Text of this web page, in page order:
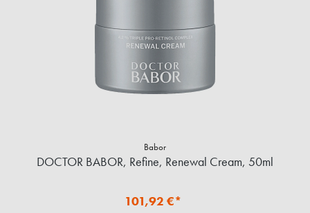
Babor
DOCTOR BABOR, Refine, Renewal Cream, 50ml
101,92 €*